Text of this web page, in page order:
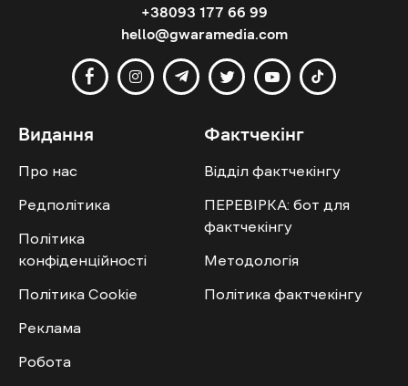
+38093 177 66 99
hello@gwaramedia.com
Видання
Про нас
Редполітика
Політика
конфіденційності
Політика Cookie
Реклама
Робота
Фактчекінг
Відділ фактчекінгу
ПЕРЕВІРКА: бот для
фактчекінгу
Методологія
Політика фактчекінгу